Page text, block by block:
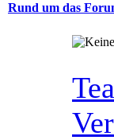
Rund um das